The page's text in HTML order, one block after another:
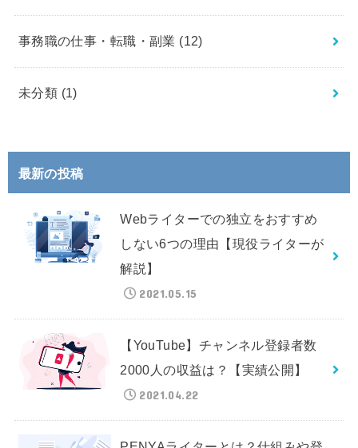
事務職の仕事・転職・副業 (12)
未分類 (1)
最新の投稿
Webライターでの独立をおすすめ
しない6つの理由【現役ライターが
解説】
2021.05.15
【YouTube】チャンネル登録者数
2000人の収益は？【実績公開】
2021.04.22